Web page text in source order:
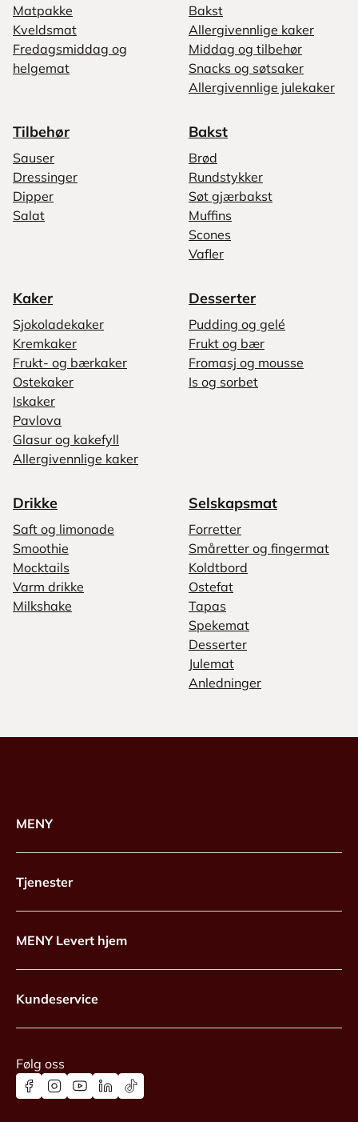
Matpakke
Kveldsmat
Fredagsmiddag og
helgemat
Bakst
Allergivennlige kaker
Middag og tilbehør
Snacks og søtsaker
Allergivennlige julekaker
Tilbehør
Sauser
Dressinger
Dipper
Salat
Bakst
Brød
Rundstykker
Søt gjærbakst
Muffins
Scones
Vafler
Kaker
Sjokoladekaker
Kremkaker
Frukt- og bærkaker
Ostekaker
Iskaker
Pavlova
Glasur og kakefyll
Allergivennlige kaker
Desserter
Pudding og gelé
Frukt og bær
Fromasj og mousse
Is og sorbet
Drikke
Saft og limonade
Smoothie
Mocktails
Varm drikke
Milkshake
Selskapsmat
Forretter
Småretter og fingermat
Koldtbord
Ostefat
Tapas
Spekemat
Desserter
Julemat
Anledninger
MENY
Tjenester
MENY Levert hjem
Kundeservice
Følg oss